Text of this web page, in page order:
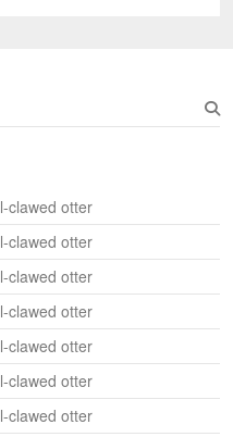
clawed otter
clawed otter
clawed otter
clawed otter
clawed otter
clawed otter
clawed otter